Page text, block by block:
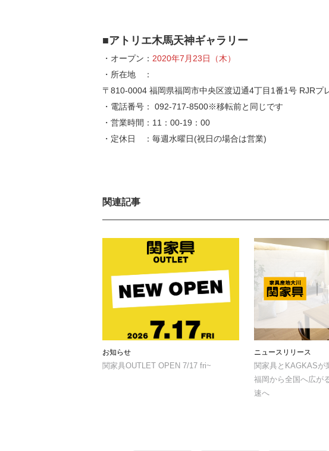
■アトリエ木馬天神ギャラリー
・オープン： 2020年7月23日（木）
・所在地 ：
〒810-0004 福岡県福岡市中央区渡辺通4丁目1番1号 RJRプ
・電話番号： 092-717-8500※移転前と同じです
・営業時間：11：00-19：00
・定休日 ：毎週水曜日(祝日の場合は営業)
関連記事
お知らせ
関家具OUTLET OPEN 7/17 fri~
ニュースリリース
関家具とKAGKASが
福岡から全国へ広が
速へ